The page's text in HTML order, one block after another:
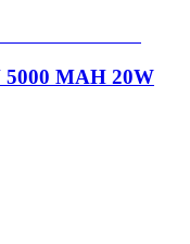
MAH 20W